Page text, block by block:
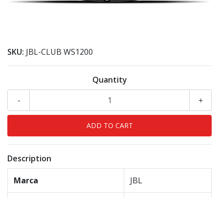
SKU: JBL-CLUB WS1200
Quantity
+
-
Description
Marca JBL